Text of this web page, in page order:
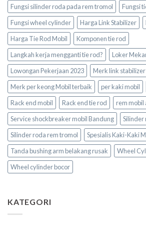
Fungsi silinder roda pada rem tromol
Fungsi
Fungsi wheel cylinder
Harga Link Stabilizer
Harga Tie Rod Mobil
Komponen tie rod
Langkah kerja mengganti tie rod?
Loker
Lowongan Pekerjaan 2023
Merk link
Merk per keong Mobil terbaik
per kaki mobil
Rack end mobil
Rack end tie rod
rem mobil
Service shockbreaker mobil Bandung
Silinder
Silinder roda rem tromol
Spesialis Kaki-Kaki
Tanda bushing arm belakang rusak
Wheel
Wheel cylinder bocor
KATEGORI